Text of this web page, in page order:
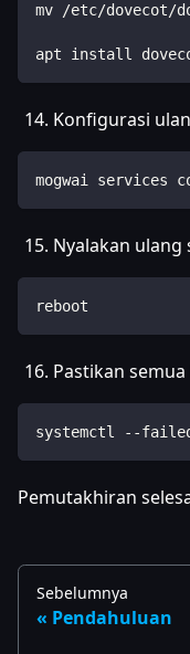
mv /etc/dovecot/
apt install
Konfigurasi
mogwai services
Nyalakan ulang
reboot
Pastikan
systemctl --
Pemutakhiran
Sebelumnya
Pendahuluan